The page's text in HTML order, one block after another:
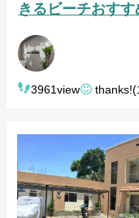
きるビーチおすす
3961view